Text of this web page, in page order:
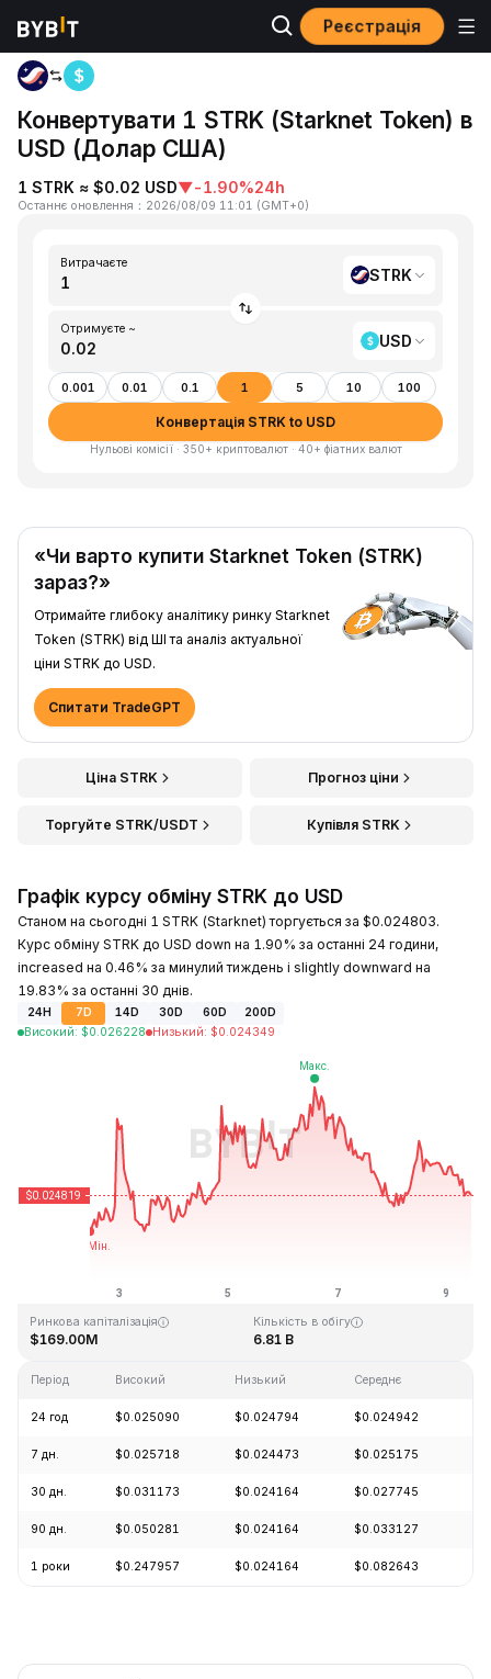
Реєстрація
Головна
Конвертувати 1 STRK (Starknet Token) в
USD (Долар США)
1 STRK ≈ $0.02 USD▼-1.90%24h
Останнє оновлення ： 2026/08/09 11:01 (GMT+0)
Витрачаєте
STRK
Отримуєте ~
USD
0.001 0.01 0.1 1 5 10 100
Конвертація STRK to USD
Нульові комісії · 350+ криптовалют · 40+ фіатних валют
«Чи варто купити Starknet Token (STRK)
зараз?»
Отримайте глибоку аналітику ринку Starknet
Token (STRK) від ШІ та аналіз актуальної
ціни STRK до USD.
Спитати TradeGPT
Ціна STRK Прогноз ціни
Торгуйте STRK/USDT Купівля STRK
Графік курсу обміну STRK до USD
Станом на сьогодні 1 STRK (Starknet) торгується за $0.024803.
Курс обміну STRK до USD down на 1.90% за останні 24 години,
increased на 0.46% за минулий тиждень і slightly downward на
19.83% за останні 30 днів.
24H 7D 14D 30D 60D
200D
Високий: $0.026228 Низький: $0.024349
Останнє оновлення: 2026-08-09, 11:01 GMT+0
Ринкова капіталізація
$169.00M
Кількість в обігу
6.81 B
Період Високий Низький Середнє
24 год $0.025090 $0.024794 $0.024942
7 дн. $0.025718 $0.024473 $0.025175
30 дн. $0.031173 $0.024164 $0.027745
90 дн. $0.050281 $0.024164 $0.033127
1 роки $0.247957 $0.024164 $0.082643